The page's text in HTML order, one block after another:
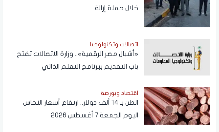
خلال حملة إزالة
اتصالات وتكنولوجيا
«أشبال مصر الرقمية».. وزارة الاتصالات تفتح
باب التقديم ببرنامج التعلم الذاتي
اقتصاد وبورصة
الطن بـ 14 ألف دولار.. ارتفاع أسعار النحاس
اليوم الجمعة 7 أغسطس 2026